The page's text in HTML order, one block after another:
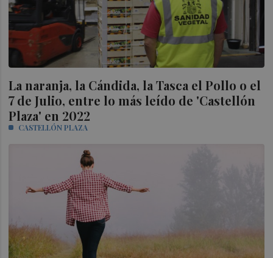
La naranja, la Cándida, la Tasca el Pollo o el
7 de Julio, entre lo más leído de 'Castellón
Plaza' en 2022
CASTELLÓN PLAZA